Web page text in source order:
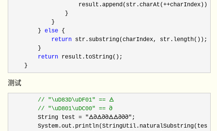
                    result.append(str.charAt(
++charIndex));
                }
            }
        }
else {
return str.substring(charIndex, str.length());
        }
return result.toString();
    }
测试
// "\uD83D\uDF01" == 🜁
// "\uD801\uDC00" == 𐐀
        String test = "🜁𐐀🜁𐐀𐐀🜁🜁𐐀𐐀𐐀"
;